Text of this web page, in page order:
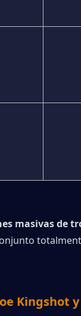
masivas de
Kingshot